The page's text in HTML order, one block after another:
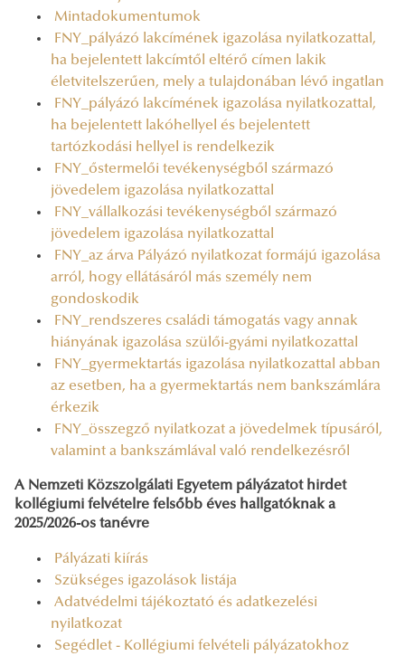
Mintadokumentumok
FNY_pályázó lakcímének igazolása nyilatkozattal,
ha bejelentett lakcímtől eltérő címen lakik
életvitelszerűen, mely a tulajdonában lévő ingatlan
FNY_pályázó lakcímének igazolása nyilatkozattal,
ha bejelentett lakóhellyel és bejelentett
tartózkodási hellyel is rendelkezik
FNY_őstermelői tevékenységből származó
jövedelem igazolása nyilatkozattal
FNY_vállalkozási tevékenységből származó
jövedelem igazolása nyilatkozattal
FNY_az árva Pályázó nyilatkozat formájú igazolása
arról, hogy ellátásáról más személy nem
gondoskodik
FNY_rendszeres családi támogatás vagy annak
hiányának igazolása szülői-gyámi nyilatkozattal
FNY_gyermektartás igazolása nyilatkozattal abban
az esetben, ha a gyermektartás nem bankszámlára
érkezik
FNY_összegző nyilatkozat a jövedelmek típusáról,
valamint a bankszámlával való rendelkezésről
A Nemzeti Közszolgálati Egyetem pályázatot hirdet
kollégiumi felvételre felsőbb éves hallgatóknak a
2025/2026-os tanévre
Pályázati kiírás
Szükséges igazolások listája
Adatvédelmi tájékoztató és adatkezelési
nyilatkozat
Segédlet - Kollégiumi felvételi pályázatokhoz